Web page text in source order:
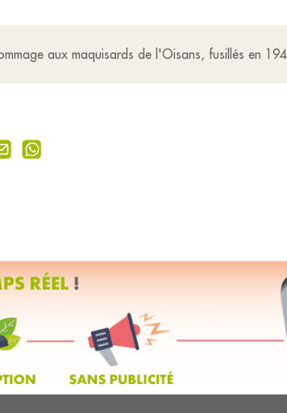
aux maquisards de l'Oisans, fusillés en